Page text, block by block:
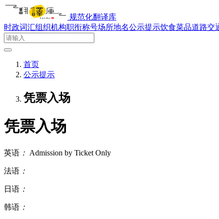
规范化翻译库
时政词汇组织机构职衔称号场所地名公示提示饮食菜品道路交
首页
公示提示
凭票入场
凭票入场
英语 ： Admission by Ticket Only
法语 ：
日语 ：
韩语 ：